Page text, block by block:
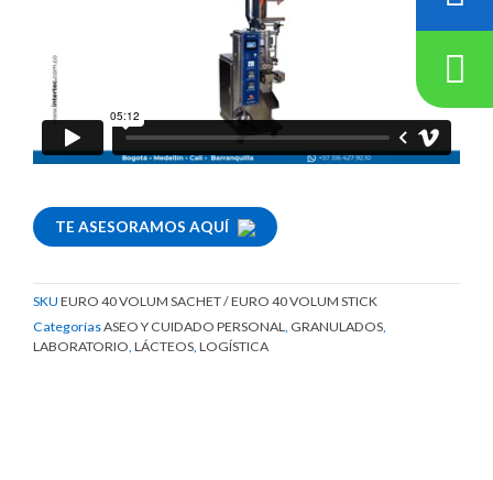
TE ASESORAMOS AQUÍ
SKU EURO 40 VOLUM SACHET / EURO 40 VOLUM STICK
CategoríasASEO Y CUIDADO PERSONAL GRANULADOS
LABORATORIO LÁCTEOS LOGÍSTICA